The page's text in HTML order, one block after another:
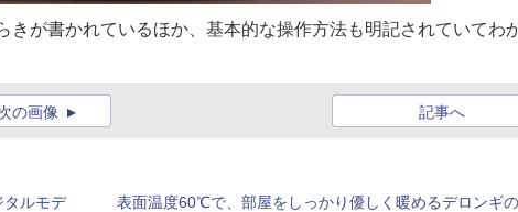
が書かれているほか、基本的な操作方法も明記されていてわ
記事へ
の画像
タルモデ
表面温度60℃で、部屋をしっかり優しく暖めるデロンギの